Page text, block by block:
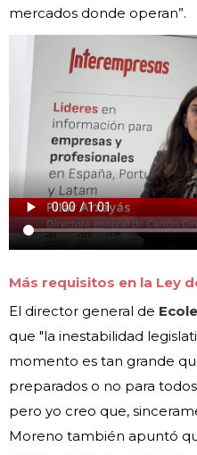
mercados donde operan”.
Más requisitos en la Ley
El director general de
que "la inestabilidad
momento es tan grande
preparados o no para
pero yo creo que,
Moreno también apuntó